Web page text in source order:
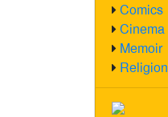
Comics
Cinema
Memoir
Religion